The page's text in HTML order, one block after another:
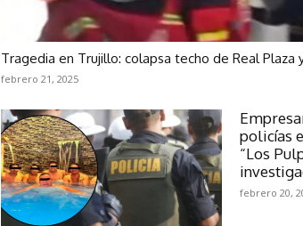
Tragedia en Trujillo: colapsa techo de Real Plaza
febrero 21, 2025
policías
“Los
febrero 20,